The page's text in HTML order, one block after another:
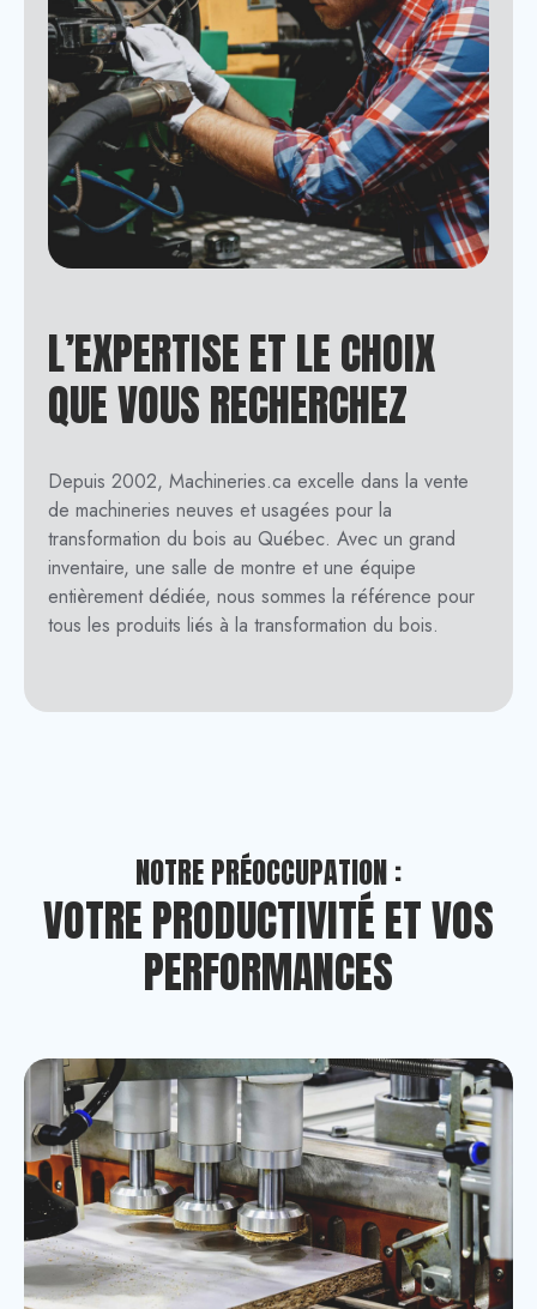
L’EXPERTISE ET LE CHOIX
QUE VOUS RECHERCHEZ
Depuis 2002, Machineries.ca excelle dans la vente
de machineries neuves et usagées pour la
transformation du bois au Québec. Avec un grand
inventaire, une salle de montre et une équipe
entièrement dédiée, nous sommes la référence pour
tous les produits liés à la transformation du bois.
NOTRE PRÉOCCUPATION :
VOTRE PRODUCTIVITÉ ET VOS
PERFORMANCES